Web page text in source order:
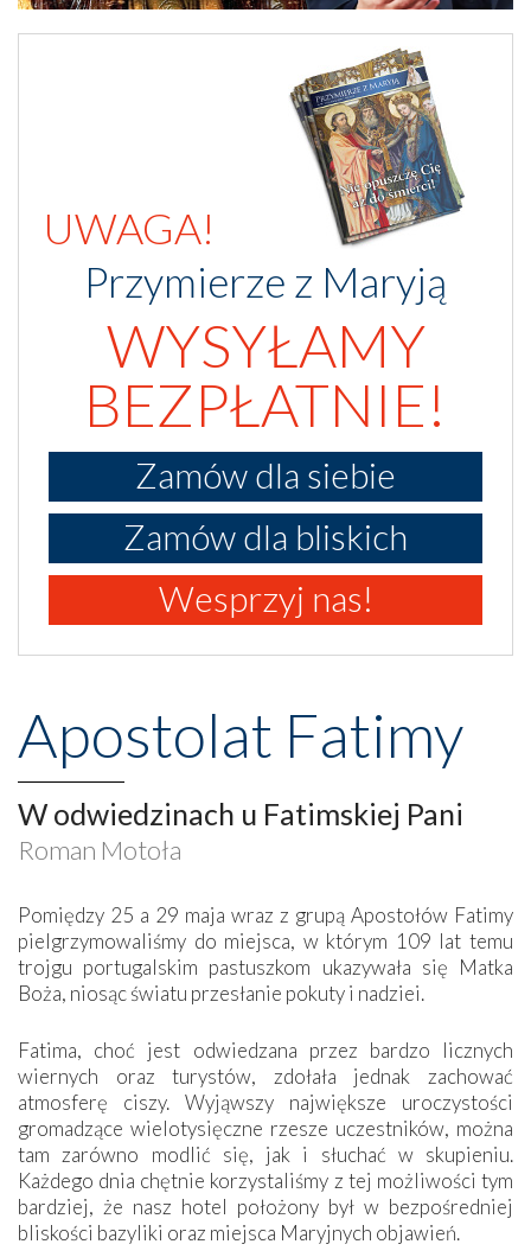
UWAGA!
Przymierze z Maryją
WYSYŁAMY
BEZPŁATNIE!
Zamów dla siebie
Zamów dla bliskich
Wesprzyj nas!
Apostolat Fatimy
W odwiedzinach u Fatimskiej Pani
Roman Motoła
Pomiędzy 25 a 29 maja wraz z grupą Apostołów Fatimy
pielgrzymowaliśmy do miejsca, w którym 109 lat temu
trojgu portugalskim pastuszkom ukazywała się Matka
Boża, niosąc światu przesłanie pokuty i nadziei.
Fatima, choć jest odwiedzana przez bardzo licznych
wiernych oraz turystów, zdołała jednak zachować
atmosferę ciszy. Wyjąwszy największe uroczystości
gromadzące wielotysięczne rzesze uczestników, można
tam zarówno modlić się, jak i słuchać w skupieniu.
Każdego dnia chętnie korzystaliśmy z tej możliwości tym
bardziej, że nasz hotel położony był w bezpośredniej
bliskości bazyliki oraz miejsca Maryjnych objawień.